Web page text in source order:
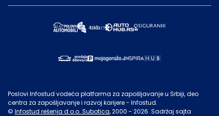
Poslovi Infostud vodeća platforma za zapošljavanje u Srbiji, deo
centra za zapošljavanje i razvoj karijere - Infostud.
© Infostud rešenja d.o.o. Subotica, 2000 - 2026. Sadržaj sajta